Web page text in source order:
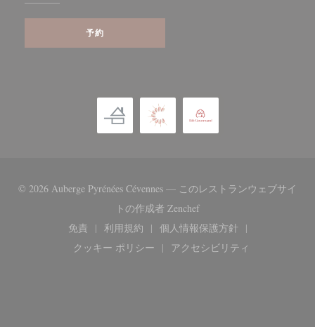
予約
© 2026 Auberge Pyrénées Cévennes — このレストランウェブサイ
トの作成者 Zenchef((新しいウィンドウで開
免責
((新しいウィンドウで開きます))
利用規約
((新しいウィンドウで開きます))
個人情報保護方針
((新しいウィンドウで
クッキー ポリシー
((新しいウィンドウで開きます))
アクセシビリティ
((新しいウィンドウで